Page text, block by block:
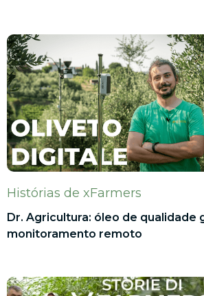
Histórias de xFarmers
Dr. Agricultura: óleo de qualidade
monitoramento remoto